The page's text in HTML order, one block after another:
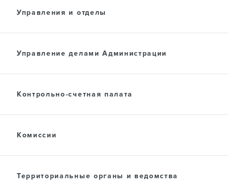
Управления и отделы
Управление делами Администрации
Контрольно-счетная палата
Комиссии
Территориальные органы и ведомства